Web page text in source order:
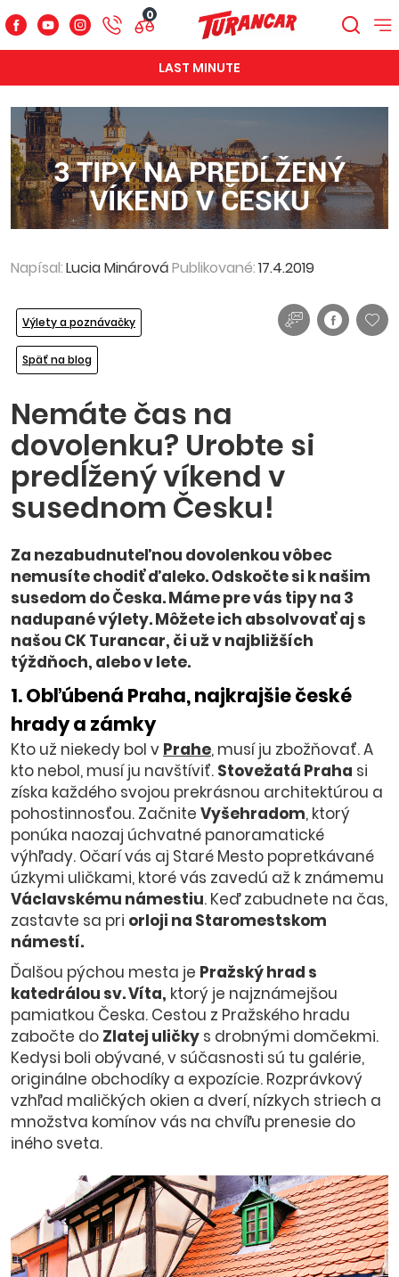
0
LAST MINUTE
3 TIPY NA PREDĹŽENÝ
VÍKEND V ČESKU
Napísal:Lucia MinárováPublikované:17.4.2019
Výlety a poznávačky
Späť na blog
Nemáte čas na
dovolenku? Urobte si
predĺžený víkend v
susednom Česku!
Za nezabudnuteľnou dovolenkou vôbec
nemusíte chodiť ďaleko. Odskočte si k našim
susedom do Česka. Máme pre vás tipy na 3
nadupané výlety. Môžete ich absolvovať aj s
našou CK Turancar, či už v najbližších
týždňoch, alebo v lete.
1. Obľúbená Praha, najkrajšie české
hrady a zámky
Kto už niekedy bol v Prahe, musí ju zbožňovať. A
kto nebol, musí ju navštíviť. Stovežatá Praha si
získa každého svojou prekrásnou architektúrou a
pohostinnosťou. Začnite Vyšehradom, ktorý
ponúka naozaj úchvatné panoramatické
výhľady. Očarí vás aj Staré Mesto popretkávané
úzkymi uličkami, ktoré vás zavedú až k známemu
Václavskému námestiu. Keď zabudnete na čas,
zastavte sa pri orloji na Staromestskom
námestí.
Ďalšou pýchou mesta je Pražský hrad s
katedrálou sv. Víta, ktorý je najznámejšou
pamiatkou Česka. Cestou z Pražského hradu
zabočte do Zlatej uličky s drobnými domčekmi.
Kedysi boli obývané, v súčasnosti sú tu galérie,
originálne obchodíky a expozície. Rozprávkový
vzhľad maličkých okien a dverí, nízkych striech a
množstva komínov vás na chvíľu prenesie do
iného sveta.